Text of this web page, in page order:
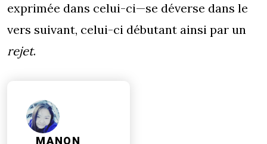
exprimée dans celui-ci—se déverse dans le
vers suivant, celui-ci débutant ainsi par un
rejet.
MANON